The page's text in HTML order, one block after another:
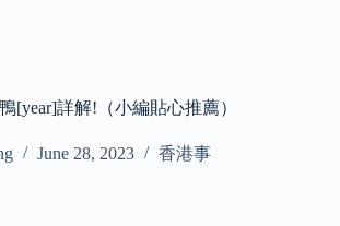
[year]詳解!（小編貼心推薦）
June 28, 2023 香港事